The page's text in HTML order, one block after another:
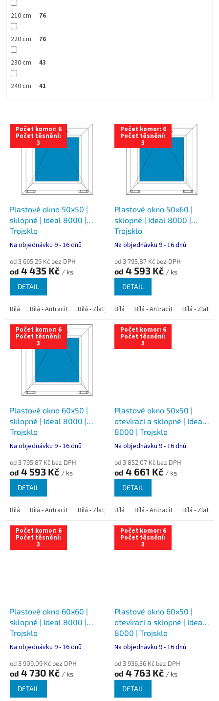
210 cm 76
220 cm 76
230 cm 43
240 cm 41
V
Počet komor: 6
Počet těsnění:
3
Plastové okno 50x50 |
sklopné | Ideal 8000 |
Trojsklo
Na objednávku 9 - 16 dnů
od 3 665,29 Kč bez DPH
od 4 435 Kč / ks
DETAIL
Bílá Bílá - Antracit Bílá - Zlatý dub Bílá - Tmavý dub Bílá -
Počet komor: 6
Počet těsnění:
3
Plastové okno 50x60 |
sklopné | Ideal 8000 |
Trojsklo
Na objednávku 9 - 16 dnů
od 3 795,87 Kč bez DPH
od 4 593 Kč / ks
DETAIL
Bílá Bílá - Antracit Bílá - Zlatý
Počet komor: 6
Počet těsnění:
3
Plastové okno 60x50 |
sklopné | Ideal 8000 |
Trojsklo
Na objednávku 9 - 16 dnů
od 3 795,87 Kč bez DPH
od 4 593 Kč / ks
DETAIL
Bílá Bílá - Antracit Bílá - Zlatý dub Bílá - Tmavý dub Bílá -
Počet komor: 6
Počet těsnění:
3
Plastové okno 50x50 |
otevírací a sklopné | Ideal
8000 | Trojsklo
Na objednávku 9 - 16 dnů
od 3 852,07 Kč bez DPH
od 4 661 Kč / ks
DETAIL
Bílá Bílá - Antracit Bílá - Zlatý
Počet komor: 6
Počet těsnění:
3
Plastové okno 60x60 |
sklopné | Ideal 8000 |
Trojsklo
Na objednávku 9 - 16 dnů
od 3 909,09 Kč bez DPH
od 4 730 Kč / ks
DETAIL
Počet komor: 6
Počet těsnění:
3
Plastové okno 60x50 |
otevírací a sklopné | Ideal
8000 | Trojsklo
Na objednávku 9 - 16 dnů
od 3 936,36 Kč bez DPH
od 4 763 Kč / ks
DETAIL